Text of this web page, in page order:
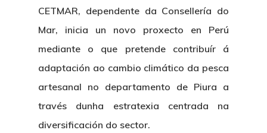
CETMAR, dependente da Consellería do
Mar, inicia un novo proxecto en Perú
mediante o que pretende contribuír á
adaptación ao cambio climático da pesca
artesanal no departamento de Piura a
través dunha estratexia centrada na
diversificación do sector.